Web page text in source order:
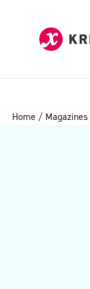
Home / Magazines